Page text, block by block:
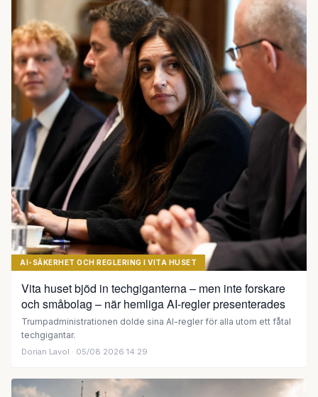
AI-SÄKERHET OCH REGLERING I VITA HUSET
Vita huset bjöd in techgiganterna – men inte forskare
och småbolag – när hemliga AI-regler presenterades
Trumpadministrationen dolde sina AI-regler för alla utom ett fåtal
techgigantar.
Dorian Lavol · 05/08 2026 14:29